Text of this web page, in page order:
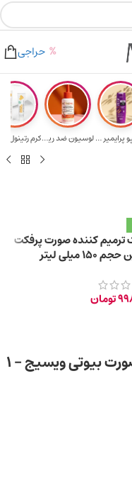
۲٪ تخفیف روی سبد خرید برای روش کارت به کارت
حراجی
شامپو پرایمیر پ... لوسیون ضد ریزش ...
کننده صورت پرفکت
میلی لیتر
تومان
ماسک ورقه ای پاکسازی مینرال صورت بیوتی ویسیج – ۱